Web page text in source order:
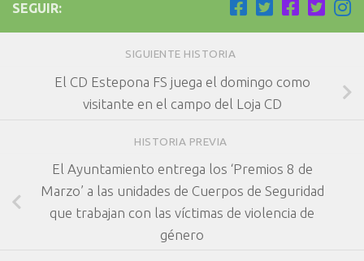
SEGUIR:
SIGUIENTE HISTORIA
El CD Estepona FS juega el domingo como
visitante en el campo del Loja CD
HISTORIA PREVIA
El Ayuntamiento entrega los ‘Premios 8 de
Marzo’ a las unidades de Cuerpos de Seguridad
que trabajan con las víctimas de violencia de
género